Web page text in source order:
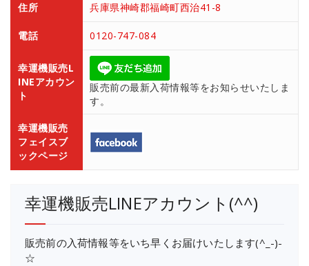
住所
兵庫県神崎郡福崎町西治41-8
電話 0120-747-084
幸運機販売L
INEアカウン
ト
販売前の最新入荷情報等をお知らせいたしま
す。
幸運機販売
フェイスブ
ックページ
幸運機販売LINEアカウント(^^)
販売前の入荷情報等をいち早くお届けいたします(^_-)-
☆